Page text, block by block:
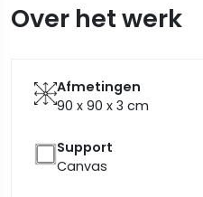
Over het werk
Afmetingen
90 x 90 x 3 cm
Support
Canvas